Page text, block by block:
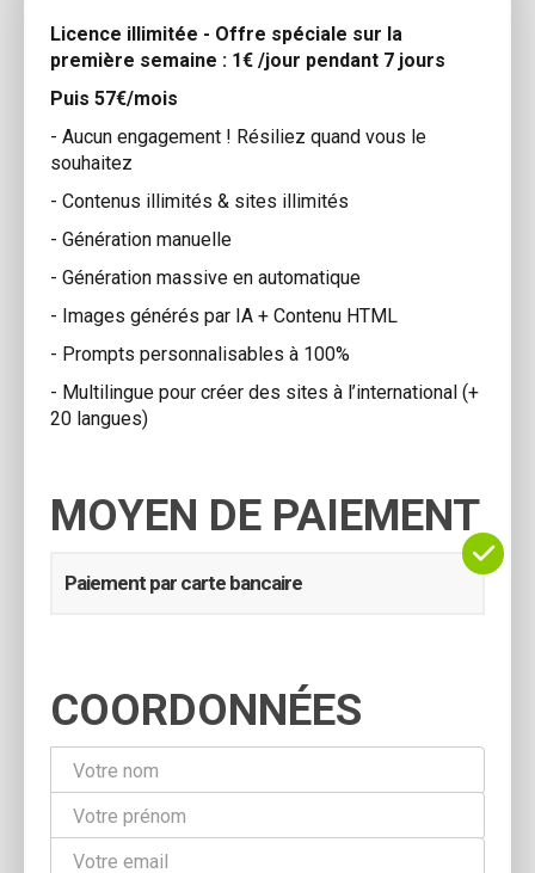
Licence illimitée - Offre spéciale sur la
première semaine : 1€ /jour pendant 7 jours
Puis 57€/mois
- Aucun engagement ! Résiliez quand vous le
souhaitez
- Contenus illimités & sites illimités
- Génération manuelle
- Génération massive en automatique
- Images générés par IA + Contenu HTML
- Prompts personnalisables à 100%
- Multilingue pour créer des sites à l’international (+
20 langues)
MOYEN DE PAIEMENT
Paiement par carte bancaire
COORDONNÉES